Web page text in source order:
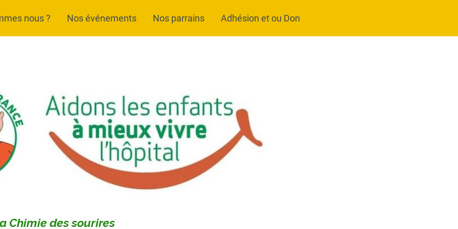
nous ? Nos événements Nos parrains Adhésion et ou Don
Chimie des sourires